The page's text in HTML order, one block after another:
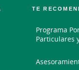
TE
Programa
Particulares